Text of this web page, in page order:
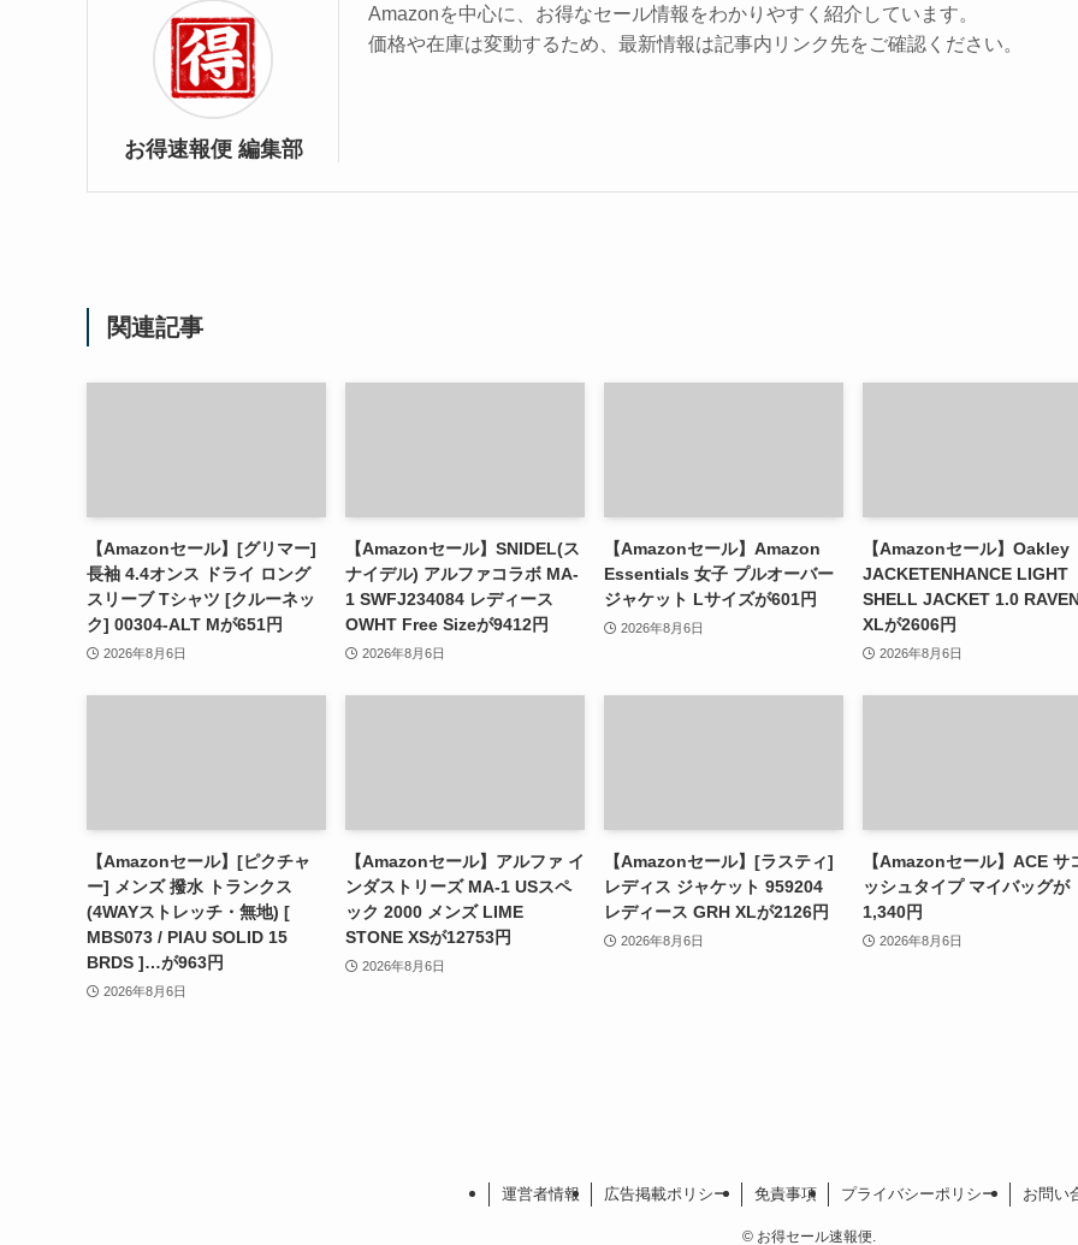
お得速報便 編集部
Amazonを中心に、お得なセール情報をわかりやすく紹介しています。
価格や在庫は変動するため、最新情報は記事内リンク先をご確認ください。
関連記事
【Amazonセール】[グリマー]
長袖 4.4オンス ドライ ロング
スリーブ Tシャツ [クルーネッ
ク] 00304-ALT Mが651円
2026年8月6日
【Amazonセール】SNIDEL(ス
ナイデル) アルファコラボ MA-
1 SWFJ234084 レディース
OWHT Free Sizeが9412円
2026年8月6日
【Amazonセール】Amazon
Essentials 女子 プルオーバー
ジャケット Lサイズが601円
2026年8月6日
【Amazonセール】Oakley
JACKETENHANCE LIGHT
SHELL JACKET 1.0
XLが2606円
2026年8月6日
【Amazonセール】[ピクチャ
ー] メンズ 撥水 トランクス
(4WAYストレッチ・無地) [
MBS073 / PIAU SOLID 15
BRDS ]…が963円
2026年8月6日
【Amazonセール】アルファ イ
ンダストリーズ MA-1 USスペ
ック 2000 メンズ LIME
STONE XSが12753円
2026年8月6日
【Amazonセール】[ラスティ]
レディス ジャケット 959204
レディース GRH XLが2126円
2026年8月6日
【Amazonセール】ACE サ
ッシュタイプ マイバッグが
1,340円
2026年8月6日
運営者情報 広告掲載ポリシー 免責事項 プライバシーポリシー お問い
©お得セール速報便.